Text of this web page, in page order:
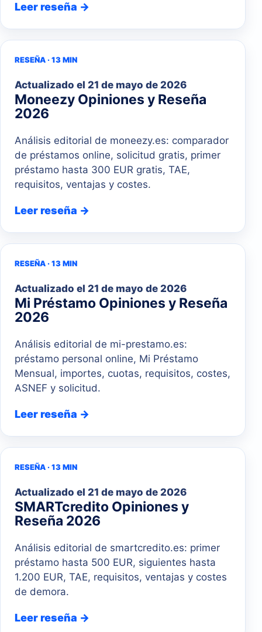
Leer reseña →
RESEÑA · 13 MIN
Actualizado el 21 de mayo de 2026
Moneezy Opiniones y Reseña
2026
Análisis editorial de moneezy.es: comparador
de préstamos online, solicitud gratis, primer
préstamo hasta 300 EUR gratis, TAE,
requisitos, ventajas y costes.
Leer reseña →
RESEÑA · 13 MIN
Actualizado el 21 de mayo de 2026
Mi Préstamo Opiniones y Reseña
2026
Análisis editorial de mi-prestamo.es:
préstamo personal online, Mi Préstamo
Mensual, importes, cuotas, requisitos, costes,
ASNEF y solicitud.
Leer reseña →
RESEÑA · 13 MIN
Actualizado el 21 de mayo de 2026
SMARTcredito Opiniones y
Reseña 2026
Análisis editorial de smartcredito.es: primer
préstamo hasta 500 EUR, siguientes hasta
1.200 EUR, TAE, requisitos, ventajas y costes
de demora.
Leer reseña →